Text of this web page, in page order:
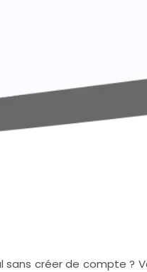
créer de compte